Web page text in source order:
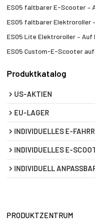
ES05 faltbarer E-Scooter –
ES05 faltbarer Elektroroller
ES05 Lite Elektroroller – Auf
ES05 Custom-E-Scooter
Produktkatalog
US-AKTIEN
EU-LAGER
INDIVIDUELLES E-
INDIVIDUELLES E-
INDIVIDUELL
PRODUKTZENTRUM